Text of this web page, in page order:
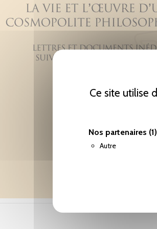
Ce site utilise
Nos partenaires (1)
Autre